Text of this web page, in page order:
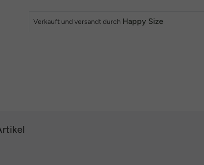
Verkauft und versandt durch Happy Size